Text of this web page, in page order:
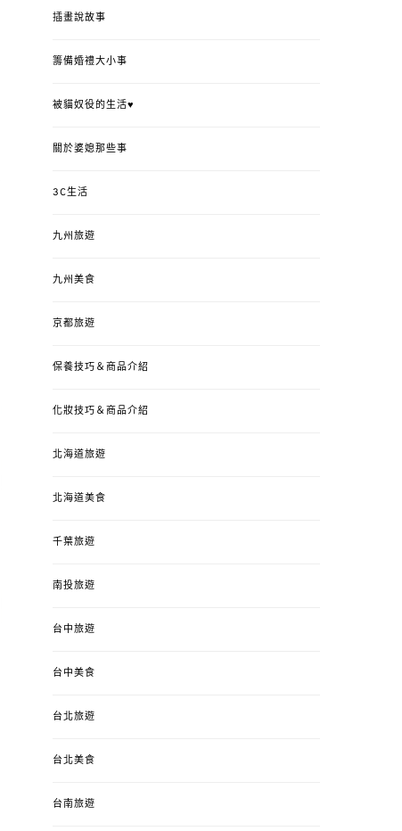
錯、認識華德福
ON
插畫說故事
籌備婚禮大小事
被貓奴役的生活♥
關於婆媳那些事
3C生活
九州旅遊
九州美食
京都旅遊
保養技巧＆商品介紹
化妝技巧＆商品介紹
北海道旅遊
北海道美食
千葉旅遊
南投旅遊
台中旅遊
台中美食
台北旅遊
台北美食
台南旅遊